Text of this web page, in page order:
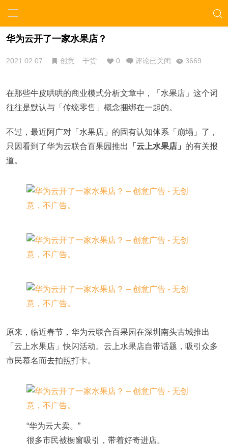
​华为云开了一家水果店？
2021.02.07 创意 干货 0 评论已关闭 3669
在那些牛皮哄哄的商业模式分析文章中，「水果店」这个词
往往是默认与「传统零售」概念捆绑在一起的。
不过，最近阿广对「水果店」的固有认知体系「崩塌」了，
只因看到了华为云联合百果园推出
「云上水果店」 的有关报
道。
原来，临近春节，华为云联合百果园在深圳南头古城推出
「云上水果店」快闪活动。云上水果店自带话题，吸引众多
市民慕名而去拍照打卡。
“华为云大卖。”
很多市民被橱窗吸引，带着好奇进店。